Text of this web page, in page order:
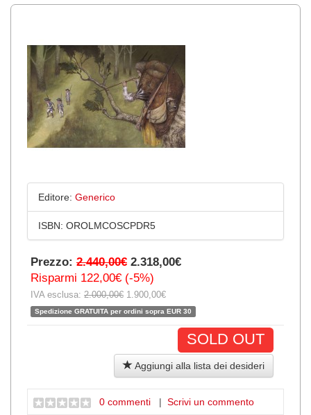
Editore: Generico
ISBN: OROLMCOSCPDR5
Prezzo: 2.440,00€ 2.318,00€
Risparmi 122,00€ (-5%)
IVA esclusa: 2.000,00€ 1.900,00€
Spedizione GRATUITA per ordini sopra EUR 30
SOLD OUT
Aggiungi alla lista dei desideri
0 commenti | Scrivi un commento